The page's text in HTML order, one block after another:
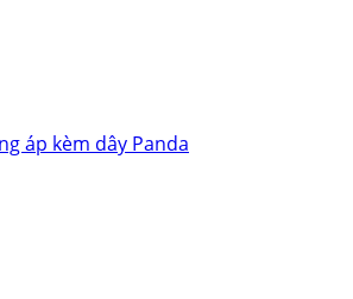
áp kèm dây Panda